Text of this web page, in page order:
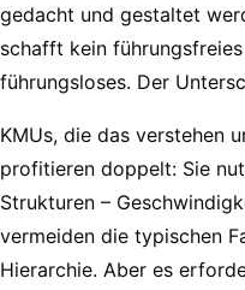
gedacht und gestaltet
schafft kein
führungsloses. Der
KMUs, die das verstehen
profitieren doppelt: Sie
Strukturen –
vermeiden die typischen
Hierarchie. Aber es